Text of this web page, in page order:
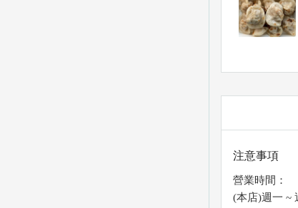
注意事項
營業時間：
(本店)週一 ~